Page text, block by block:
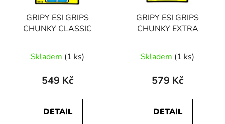
GRIPY ESI GRIPS
CHUNKY CLASSIC
Skladem (1 ks)
549 Kč
DETAIL
GRIPY ESI GRIPS
CHUNKY EXTRA
Skladem (1 ks)
579 Kč
DETAIL